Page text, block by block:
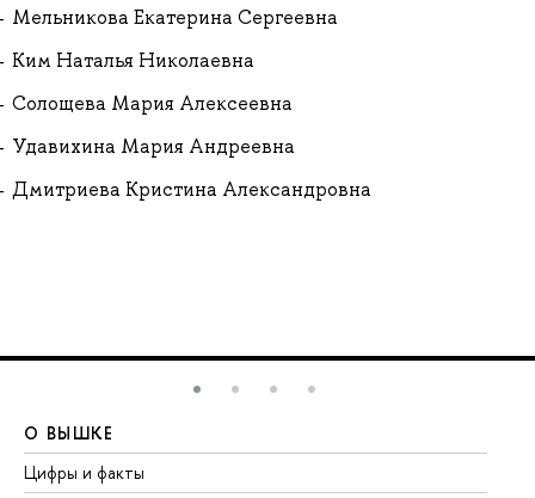
Мельникова Екатерина Сергеевна
Ким Наталья Николаевна
Солощева Мария Алексеевна
Удавихина Мария Андреевна
Дмитриева Кристина Александровна
О ВЫШКЕ
Цифры и факты